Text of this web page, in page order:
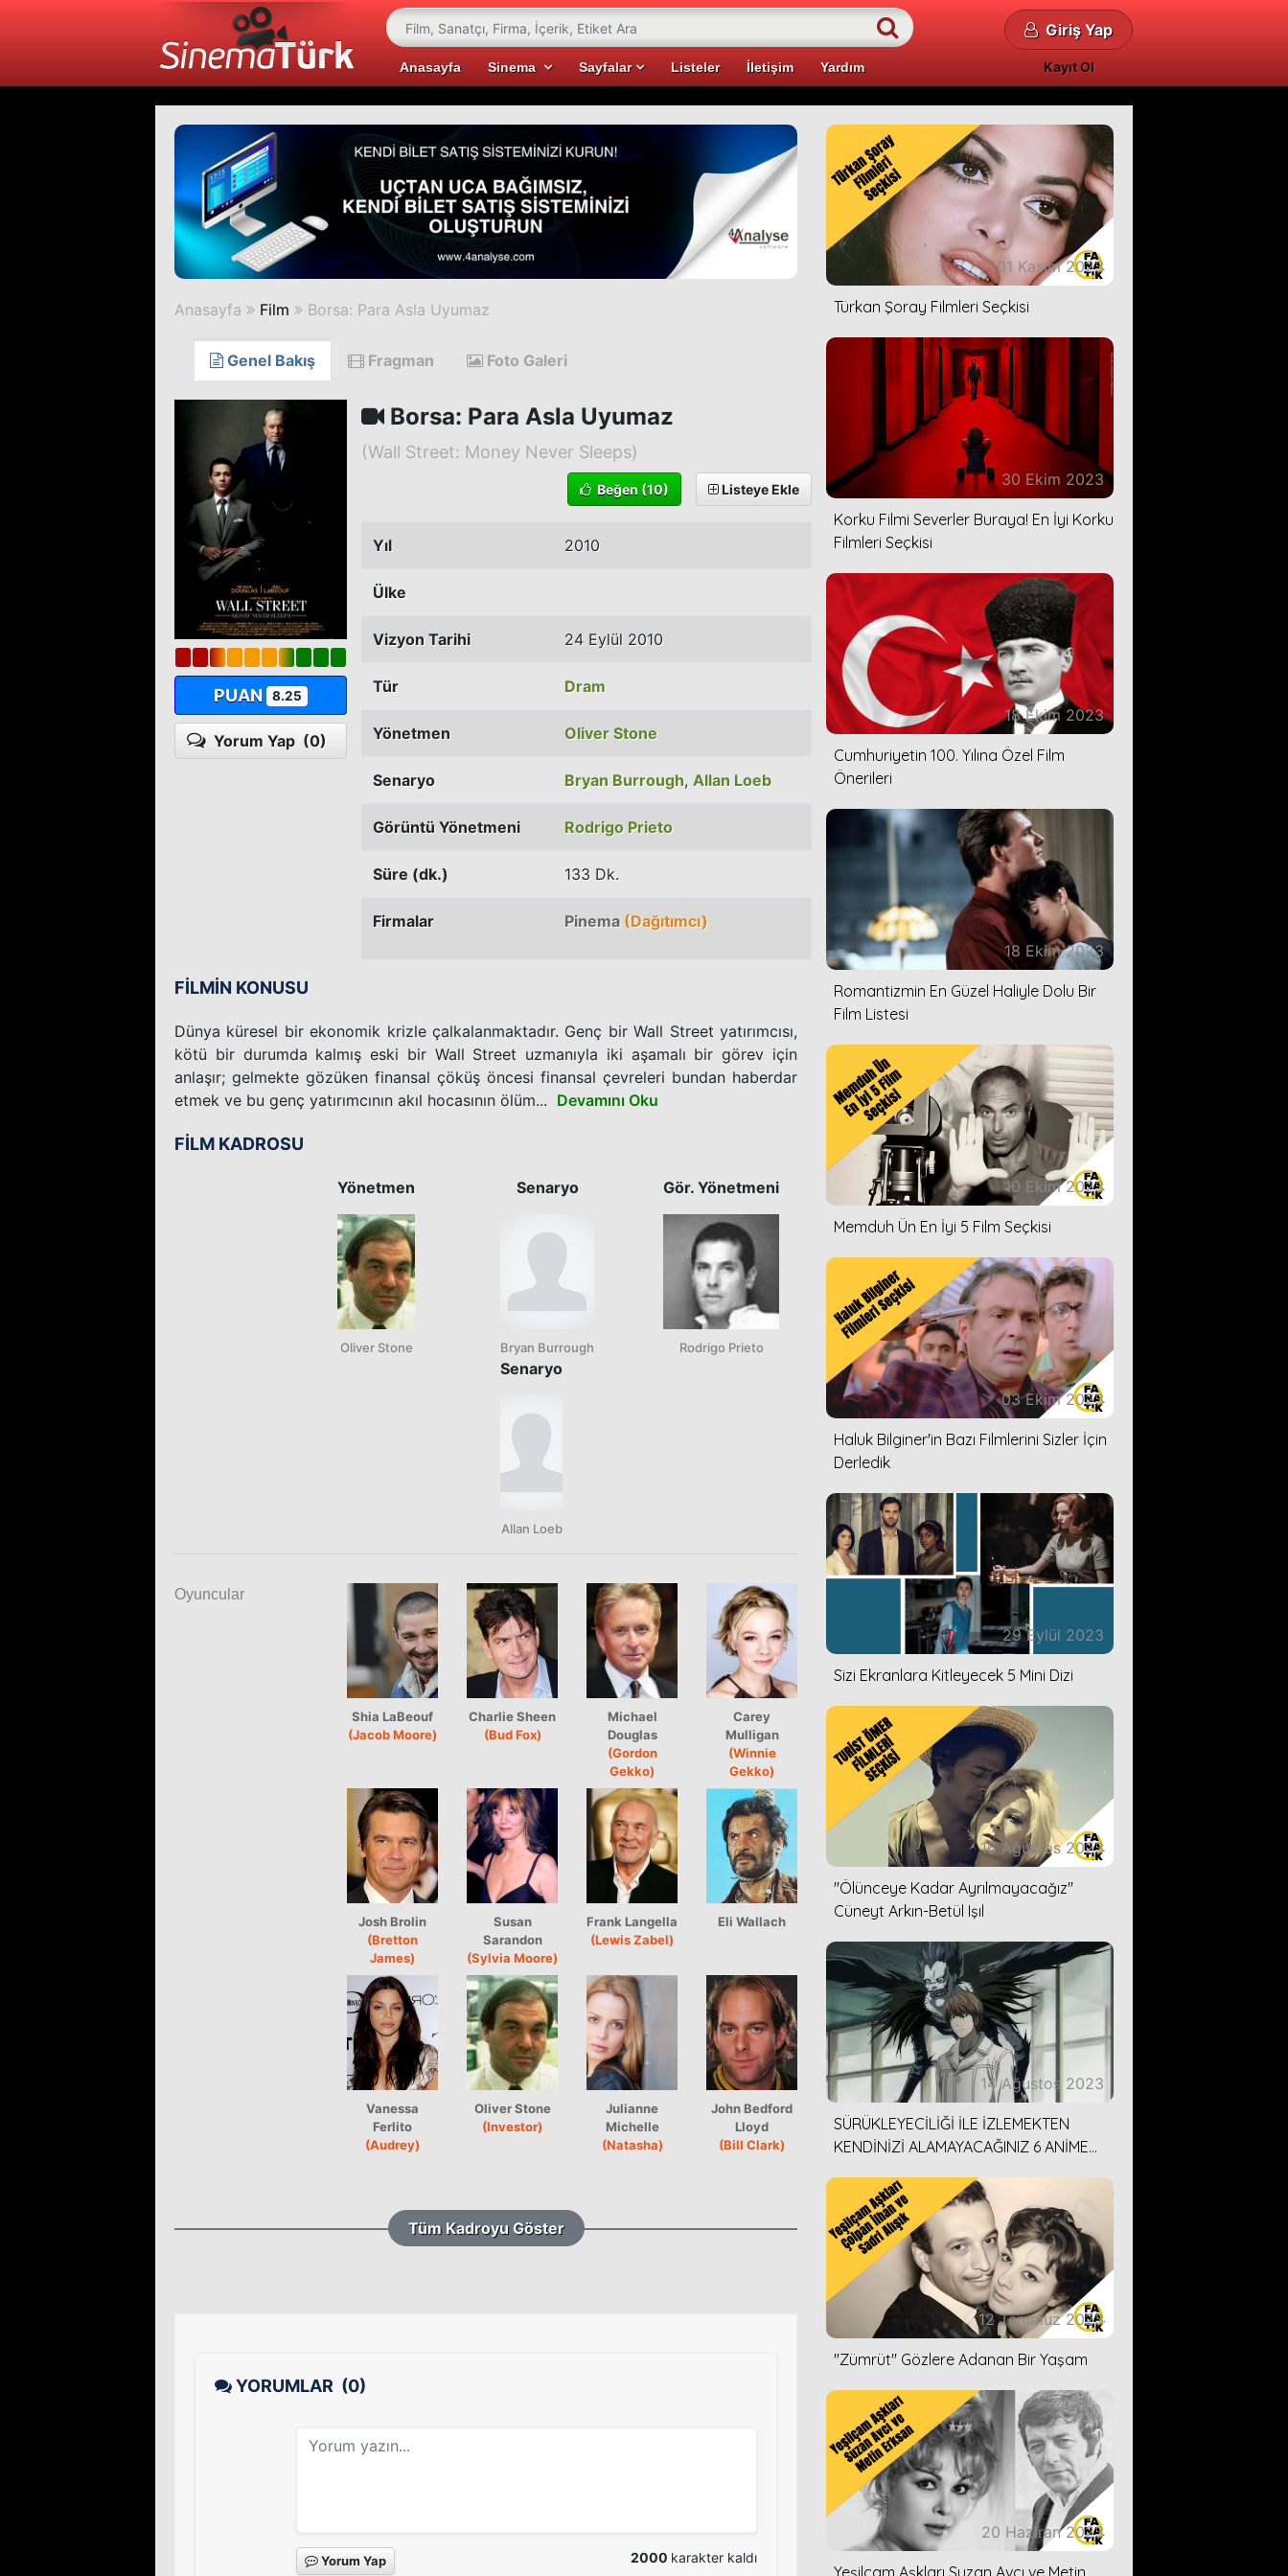
Anasayfa Sinema Sayfalar Listeler İletişim Yardım
Giriş Yap
Kayıt Ol
Anasayfa Film Borsa: Para Asla Uyumaz
Genel Bakış Fragman Foto Galeri
PUAN 8.25
Yorum Yap (0)
Borsa: Para Asla Uyumaz
(Wall Street: Money Never Sleeps)
Beğen (10) Listeye Ekle
Yıl 2010
Ülke
Vizyon Tarihi 24 Eylül 2010
Tür Dram
Yönetmen Oliver Stone
Senaryo Bryan Burrough, Allan Loeb
Görüntü Yönetmeni Rodrigo Prieto
Süre (dk.) 133 Dk.
Firmalar Pinema (Dağıtımcı)
FİLMİN KONUSU
Dünya küresel bir ekonomik krizle çalkalanmaktadır. Genç bir Wall Street yatırımcısı,
kötü bir durumda kalmış eski bir Wall Street uzmanıyla iki aşamalı bir görev için
anlaşır; gelmekte gözüken finansal çöküş öncesi finansal çevreleri bundan haberdar
etmek ve bu genç yatırımcının akıl hocasının ölüm... Devamını Oku
FİLM KADROSU
Yönetmen
Oliver Stone
Senaryo
Bryan Burrough
Senaryo
Allan Loeb
Gör. Yönetmeni
Rodrigo Prieto
Oyuncular
Shia LaBeouf
(Jacob Moore)
Charlie Sheen
(Bud Fox)
Michael
Douglas
(Gordon
Gekko)
Carey
Mulligan
(Winnie
Gekko)
Josh Brolin
(Bretton
James)
Susan
Sarandon
(Sylvia Moore)
Frank Langella
(Lewis Zabel)
Eli Wallach
Vanessa
Ferlito
(Audrey)
Oliver Stone
(Investor)
Julianne
Michelle
(Natasha)
John Bedford
Lloyd
(Bill Clark)
Tüm Kadroyu Göster
YORUMLAR (0)
Yorum Yap 2000 karakter kaldı
01 Kasım 2023
Türkan Şoray Filmleri Seçkisi
30 Ekim 2023
Korku Filmi Severler Buraya! En İyi Korku
Filmleri Seçkisi
18 Ekim 2023
Cumhuriyetin 100. Yılına Özel Film
Önerileri
18 Ekim 2023
Romantizmin En Güzel Haliyle Dolu Bir
Film Listesi
10 Ekim 2023
Memduh Ün En İyi 5 Film Seçkisi
03 Ekim 2023
Haluk Bilginer'in Bazı Filmlerini Sizler İçin
Derledik
29 Eylül 2023
Sizi Ekranlara Kitleyecek 5 Mini Dizi
16 Ağustos 2023
''Ölünceye Kadar Ayrılmayacağız''
Cüneyt Arkın-Betül Işıl
14 Ağustos 2023
SÜRÜKLEYECİLİĞİ İLE İZLEMEKTEN
KENDİNİZİ ALAMAYACAĞINIZ 6 ANİME
12 Temmuz 2023
''Zümrüt'' Gözlere Adanan Bir Yaşam
20 Haziran 2023
Yeşilçam Aşkları Suzan Avcı ve Metin